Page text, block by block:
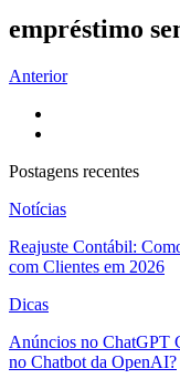
empréstimo
Anterior
Postagens recentes
Notícias
Reajuste Contábil:
com Clientes em 2026
Dicas
Anúncios no ChatGPT
no Chatbot da OpenAI?